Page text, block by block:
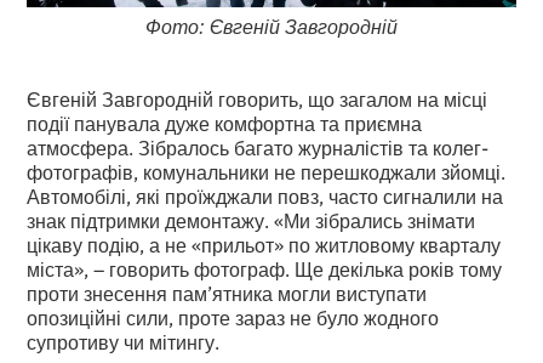
Фото: Євгеній Завгородній
Євгеній Завгородній говорить, що загалом на місці
події панувала дуже комфортна та приємна
атмосфера. Зібралось багато журналістів та колег-
фотографів, комунальники не перешкоджали зйомці.
Автомобілі, які проїжджали повз, часто сигналили на
знак підтримки демонтажу. «Ми зібрались знімати
цікаву подію, а не «прильот» по житловому кварталу
міста», – говорить фотограф. Ще декілька років тому
проти знесення пам’ятника могли виступати
опозиційні сили, проте зараз не було жодного
супротиву чи мітингу.